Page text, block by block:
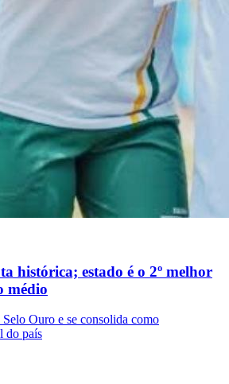
histórica; estado é o 2º melhor
médio